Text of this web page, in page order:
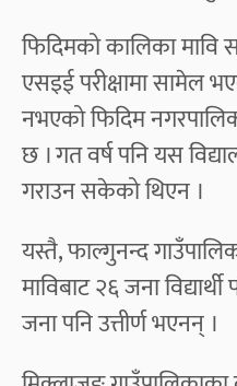
फिदिमको कालिका मावि
एसइई परीक्षामा सामेल
नभएको फिदिम
छ । गत वर्ष पनि यस
गराउन सकेको थिएन ।
यस्तै, फाल्गुनन्द
माविबाट २६ जना
जना पनि उत्तीर्ण भएनन् ।